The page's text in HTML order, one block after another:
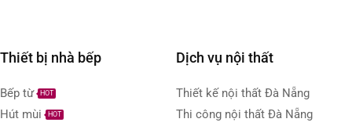
Thiết bị nhà bếp
Bếp từ HOT
Hút mùi HOT
Dịch vụ nội thất
Thiết kế nội thất Đà Nẵng
Thi công nội thất Đà Nẵng